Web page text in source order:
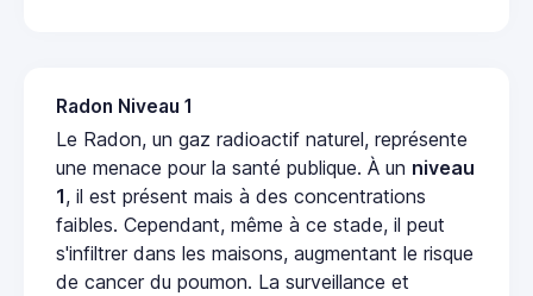
Radon Niveau 1
Le Radon, un gaz radioactif naturel, représente
une menace pour la santé publique. À un niveau
1, il est présent mais à des concentrations
faibles. Cependant, même à ce stade, il peut
s'infiltrer dans les maisons, augmentant le risque
de cancer du poumon. La surveillance et